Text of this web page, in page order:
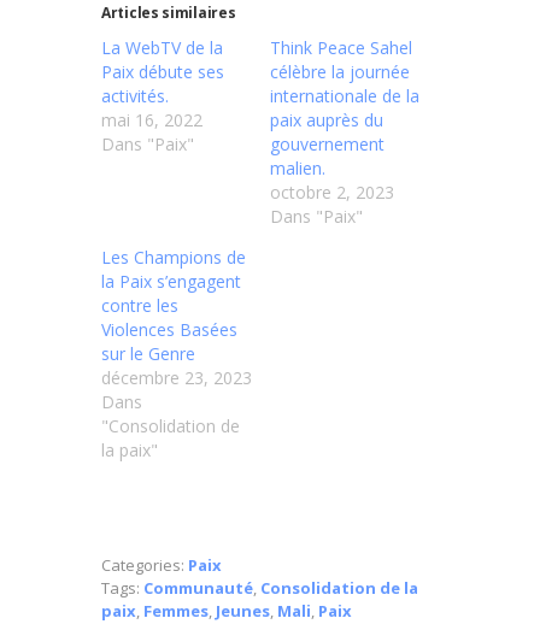
Articles similaires
La WebTV de la
Paix débute ses
activités.
mai 16, 2022
Dans "Paix"
Think Peace Sahel
célèbre la journée
internationale de la
paix auprès du
gouvernement
malien.
octobre 2, 2023
Dans "Paix"
Les Champions de
la Paix s’engagent
contre les
Violences Basées
sur le Genre
décembre 23, 2023
Dans
"Consolidation de
la paix"
Categories: Paix
Tags: Communauté, Consolidation de la
paix, Femmes, Jeunes, Mali, Paix